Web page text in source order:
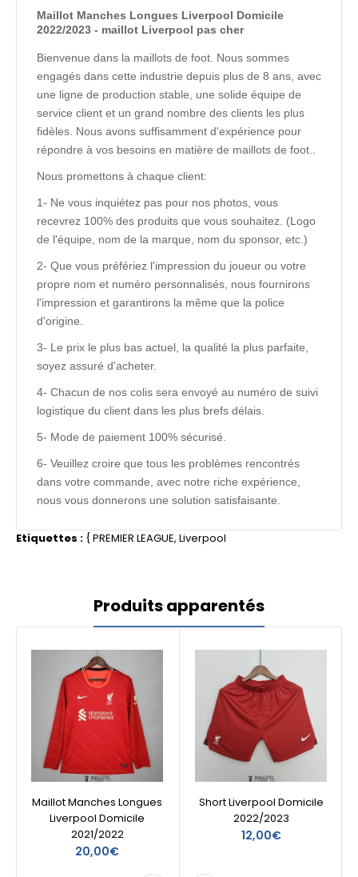
Maillot Manches Longues Liverpool Domicile
2022/2023 - maillot Liverpool pas cher
Bienvenue dans la maillots de foot. Nous sommes
engagés dans cette industrie depuis plus de 8 ans, avec
une ligne de production stable, une solide équipe de
service client et un grand nombre des clients les plus
fidèles. Nous avons suffisamment d'expérience pour
répondre à vos besoins en matière de maillots de foot..
Nous promettons à chaque client:
1- Ne vous inquiétez pas pour nos photos, vous
recevrez 100% des produits que vous souhaitez. (Logo
de l'équipe, nom de la marque, nom du sponsor, etc.)
2- Que vous préfériez l'impression du joueur ou votre
propre nom et numéro personnalisés, nous fournirons
l'impression et garantirons la même que la police
d'origine.
3- Le prix le plus bas actuel, la qualité la plus parfaite,
soyez assuré d'acheter.
4- Chacun de nos colis sera envoyé au numéro de suivi
logistique du client dans les plus brefs délais.
5- Mode de paiement 100% sécurisé.
6- Veuillez croire que tous les problèmes rencontrés
dans votre commande, avec notre riche expérience,
nous vous donnerons une solution satisfaisante.
Etiquettes : {PREMIER LEAGUE, Liverpool
Produits apparentés
Maillot Manches Longues
Liverpool Domicile
2021/2022
20,00€
Short Liverpool Domicile
2022/2023
12,00€